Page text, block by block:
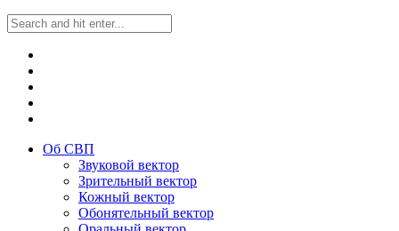
Об СВП
Звуковой вектор
Зрительный вектор
Кожный вектор
Обонятельный вектор